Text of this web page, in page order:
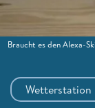
Wetterstation
Braucht es den Alexa-